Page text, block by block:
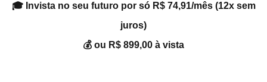
🎓 Invista no seu futuro por só R$ 74,91/mês (12x sem
juros)
💰 ou R$ 899,00 à vista